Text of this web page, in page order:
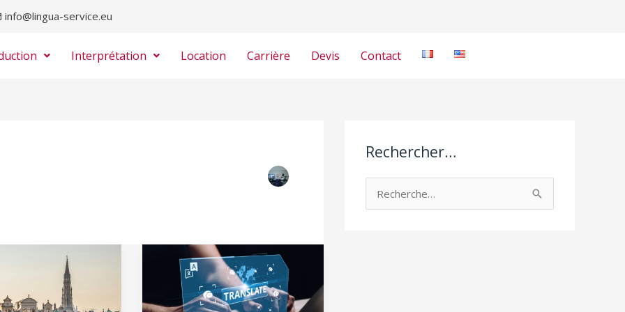
info@lingua-service.eu
Interprétation Location Carrière Devis Contact
Traduction
certifiée
à
Rechercher…